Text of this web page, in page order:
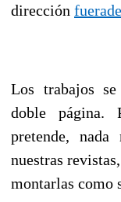
dirección
Los trabajos
doble página.
pretende,
nuestras
montarlas como